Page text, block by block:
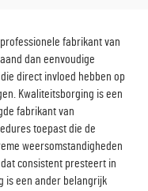
fabrikant van
dan eenvoudige
direct invloed hebben op
Kwaliteitsborging is een
fabrikant van
toepast die de
weersomstandigheden
consistent presteert in
is een ander belangrijk